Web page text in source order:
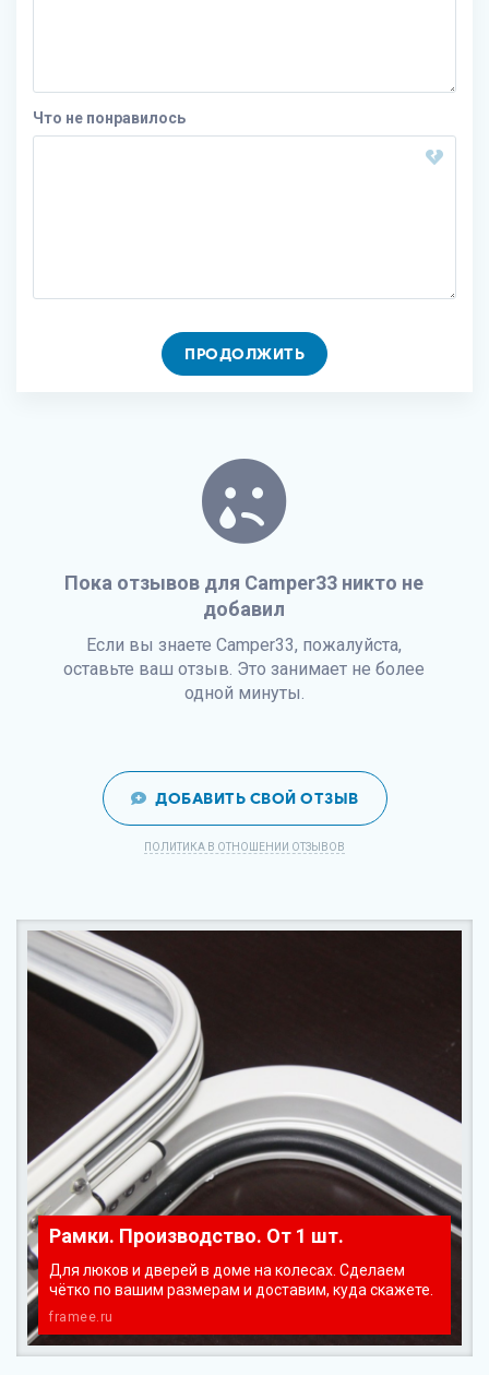
Что не понравилось
ПРОДОЛЖИТЬ
Пока отзывов для Camper33 никто не
добавил
Если вы знаете Camper33, пожалуйста,
оставьте ваш отзыв. Это занимает не более
одной минуты.
ДОБАВИТЬ СВОЙ ОТЗЫВ
ПОЛИТИКА В ОТНОШЕНИИ ОТЗЫВОВ
Рамки. Производство. От 1 шт.
Для люков и дверей в доме на колесах. Сделаем
чётко по вашим размерам и доставим, куда скажете.
framee.ru